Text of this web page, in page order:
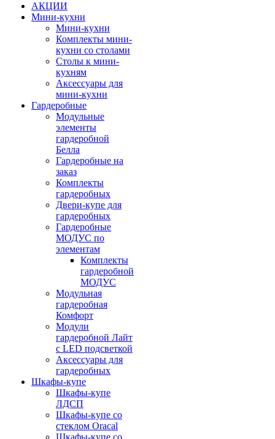
АКЦИИ
Мини-кухни
Мини-кухни
Комплекты мини-
кухни со столами
Столы к мини-
кухням
Аксессуары для
мини-кухни
Гардеробные
Модульные
элементы
гардеробной
Белла
Гардеробные на
заказ
Комплекты
гардеробных
Двери-купе для
гардеробных
Гардеробные
МОДУС по
элементам
Комплекты
гардеробной
МОДУС
Модульная
гардеробная
Комфорт
Модули
гардеробной Лайт
с LED подсветкой
Аксессуары для
гардеробных
Шкафы-купе
Шкафы-купе
ЛДСП
Шкафы-купе со
стеклом Oracal
Шкафы-купе со